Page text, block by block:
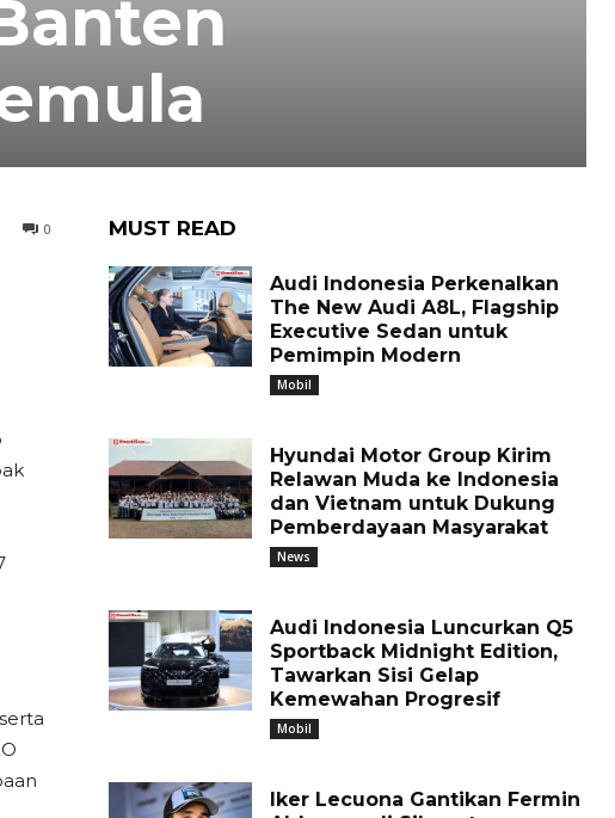
0 MUST READ
Audi Indonesia Perkenalkan
The New Audi A8L, Flagship
Executive Sedan untuk
Pemimpin Modern
Mobil
Hyundai Motor Group Kirim
Relawan Muda ke Indonesia
dan Vietnam untuk Dukung
Pemberdayaan Masyarakat
News
Audi Indonesia Luncurkan Q5
Sportback Midnight Edition,
Tawarkan Sisi Gelap
Kemewahan Progresif
Mobil
Iker Lecuona Gantikan Fermin